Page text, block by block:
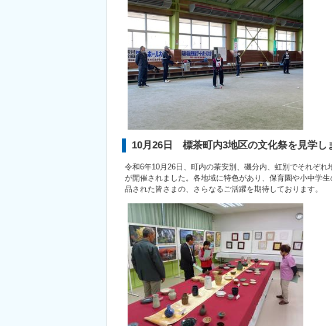
10月26日 標茶町内3地区の文化祭を見学し
令和6年10月26日、町内の茶安別、磯分内、虹別でそれぞ
が開催されました。各地域に特色があり、保育園や小中学
品された皆さまの、さらなるご活躍を期待しております。